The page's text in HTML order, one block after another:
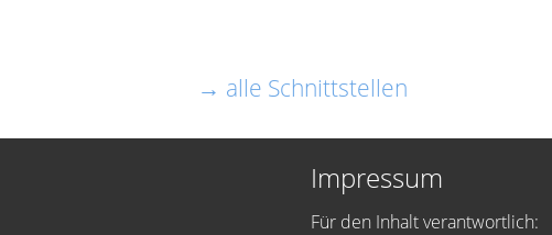
→ alle Schnittstellen
Impressum
Für den Inhalt verantwortlich: